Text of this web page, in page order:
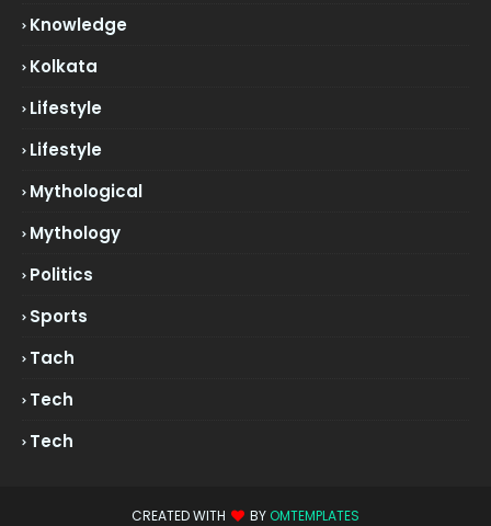
Knowledge
Kolkata
Lifestyle
Lifestyle
Mythological
Mythology
Politics
Sports
Tach
Tech
Tech
CREATED WITH BY OMTEMPLATES